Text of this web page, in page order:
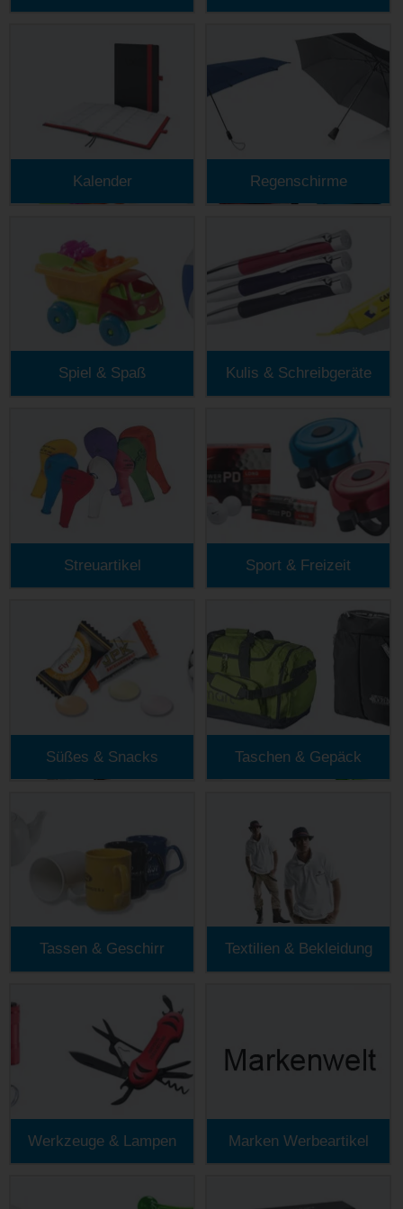
Kalender Regenschirme
Spiel & Spaß Kulis & Schreibgeräte
Streuartikel Sport & Freizeit
Süßes & Snacks Taschen & Gepäck
Tassen & Geschirr Textilien & Bekleidung
Werkzeuge & Lampen Marken Werbeartikel